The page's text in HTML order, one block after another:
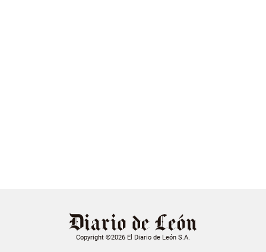
Copyright ©2026 El Diario de León S.A.